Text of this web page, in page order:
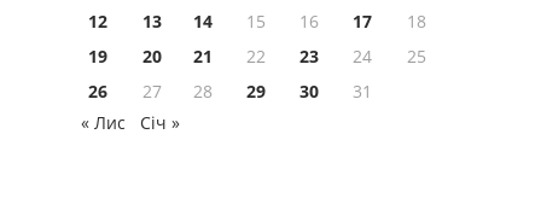
12
13 14 15 16 17
18
19
20 21 22 23 24
25
26
27 28 29 30
31
« Лис
Січ »